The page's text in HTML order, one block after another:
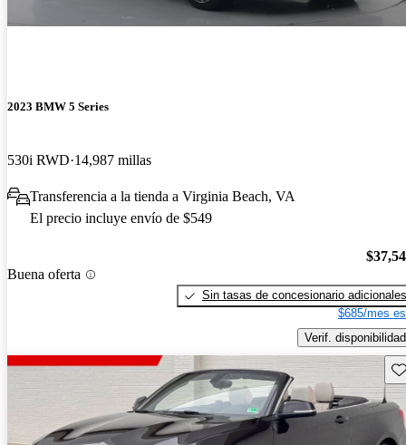
2023 BMW 5 Series
530i RWD 14,987 millas
Transferencia a la tienda a Virginia Beach, VA
El precio incluye envío de $549
Buena oferta
Sin tasas de concesionario adicionales
$685/mes
Verif. disponibilidad